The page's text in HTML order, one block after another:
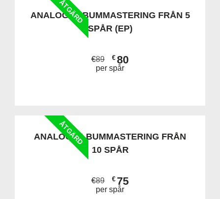
ANALOG ALBUMMASTERING FRÅN 5
SPÅR (EP)
€89 € 80
per spår
ÅTGÄRD
ANALOG ALBUMMASTERING FRÅN
10 SPÅR
€89 € 75
per spår
ÅTGÄRD